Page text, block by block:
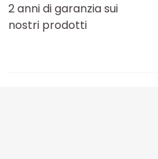
2 anni di garanzia sui
nostri prodotti